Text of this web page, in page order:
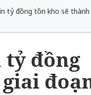
tỷ đồng tồn kho sẽ
tỷ đồng